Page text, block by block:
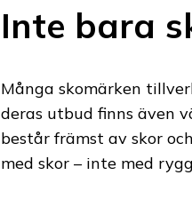
Inte bara
Många skomärken
deras utbud finns även
består främst av skor
med skor – inte med